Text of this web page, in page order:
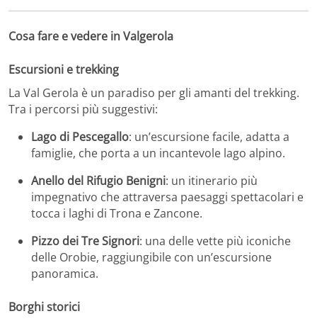
Cosa fare e vedere in Valgerola
Escursioni e trekking
La Val Gerola è un paradiso per gli amanti del trekking.
Tra i percorsi più suggestivi:
Lago di Pescegallo: un’escursione facile, adatta a
famiglie, che porta a un incantevole lago alpino.
Anello del Rifugio Benigni: un itinerario più
impegnativo che attraversa paesaggi spettacolari e
tocca i laghi di Trona e Zancone.
Pizzo dei Tre Signori: una delle vette più iconiche
delle Orobie, raggiungibile con un’escursione
panoramica.
Borghi storici